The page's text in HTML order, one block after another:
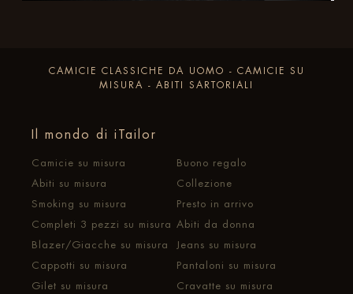
CAMICIE CLASSICHE DA UOMO - CAMICIE SU
MISURA - ABITI SARTORIALI
Il mondo di iTailor
Camicie su misura
Buono regalo
Abiti su misura
Collezione
Smoking su misura
Presto in arrivo
Completi 3 pezzi su misura Abiti da donna
Blazer/Giacche su misura
Jeans su misura
Cappotti su misura
Pantaloni su misura
Gilet su misura
Cravatte su misura